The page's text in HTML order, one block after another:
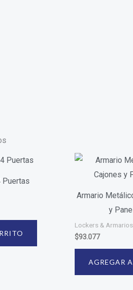
Puertas
Armario
y
Lockers & Armarios
$93.077
AGREGAR